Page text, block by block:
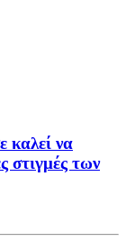
καλεί να
στιγμές των